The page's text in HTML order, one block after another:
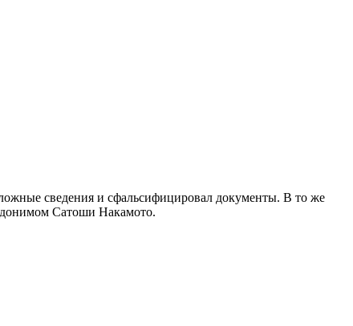
сведения и сфальсифицировал документы. В то же
Сатоши Накамото.